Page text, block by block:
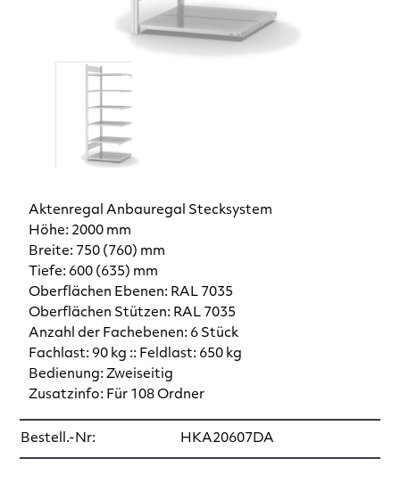
Aktenregal Anbauregal Stecksystem
Höhe: 2000 mm
Breite: 750 (760) mm
Tiefe: 600 (635) mm
Oberflächen Ebenen: RAL 7035
Oberflächen Stützen: RAL 7035
Anzahl der Fachebenen: 6 Stück
Fachlast: 90 kg :: Feldlast: 650 kg
Bedienung: Zweiseitig
Zusatzinfo: Für 108 Ordner
Bestell.-Nr: HKA20607DA